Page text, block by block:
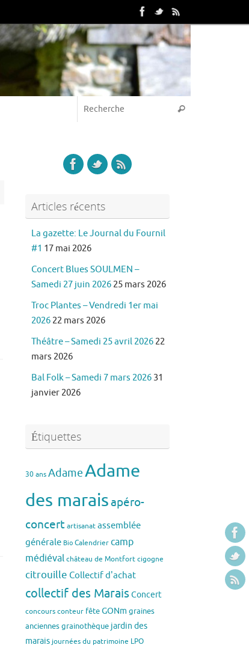
Articles récents
La gazette: Le Journal du Fournil
#1 17 mai 2026
Concert Blues SOULMEN –
Samedi 27 juin 2026 25 mars 2026
Troc Plantes – Vendredi 1er mai
2026 22 mars 2026
Théâtre – Samedi 25 avril 2026 22
mars 2026
Bal Folk – Samedi 7 mars 2026 31
janvier 2026
Étiquettes
30 ansAdameAdame
des maraisapéro-
concertartisanatassemblée
générale Bio Calendriercamp
médiévalchâteau de Montfortcigogne
citrouille Collectif d'achat
collectif des Marais Concert
concoursconteur fêteGONm graines
anciennesgrainothèque jardin des
maraisjournées du patrimoine LPO